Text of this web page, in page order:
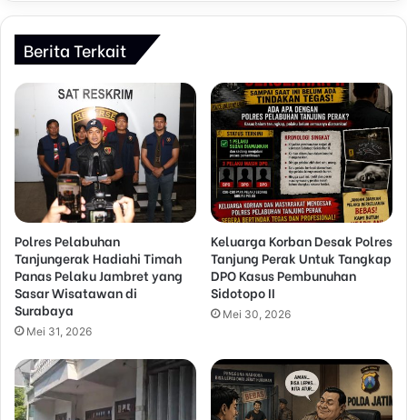
Berita Terkait
Polres Pelabuhan
Tanjungerak Hadiahi Timah
Panas Pelaku Jambret yang
Sasar Wisatawan di
Surabaya
Mei 31, 2026
Keluarga Korban Desak Polres
Tanjung Perak Untuk Tangkap
DPO Kasus Pembunuhan
Sidotopo II
Mei 30, 2026